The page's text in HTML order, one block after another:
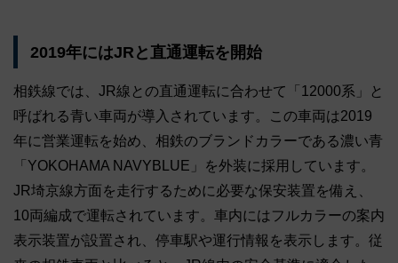
2019年にはJRと直通運転を開始
相鉄線では、JR線との直通運転に合わせて「12000系」と
呼ばれる青い車両が導入されています。この車両は2019
年に営業運転を始め、相鉄のブランドカラーである濃い青
「YOKOHAMA NAVYBLUE」を外装に採用しています。
JR埼京線方面を走行するために必要な保安装置を備え、
10両編成で運転されています。車内にはフルカラーの案内
表示装置が設置され、停車駅や運行情報を表示します。従